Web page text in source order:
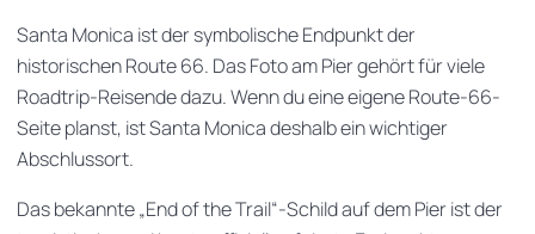
Santa Monica ist der symbolische Endpunkt der
historischen Route 66. Das Foto am Pier gehört für viele
Roadtrip-Reisende dazu. Wenn du eine eigene Route-66-
Seite planst, ist Santa Monica deshalb ein wichtiger
Abschlussort.
Das bekannte „End of the Trail“-Schild auf dem Pier ist der